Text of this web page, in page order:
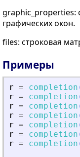
graphic_properties:
графических окон.
files: строковая
Примеры
r = completion
r = completion
r = completion
r = completion
r = completion
r = completion
r = completion